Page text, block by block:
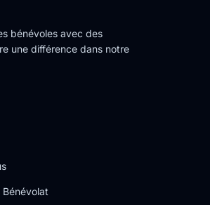
bénévoles avec des
une différence dans notre